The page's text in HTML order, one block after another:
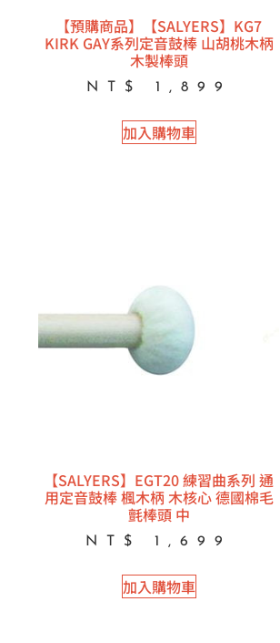
【預購商品】【SALYERS】KG7
KIRK GAY系列定音鼓棒 山胡桃木柄
木製棒頭
NT$ 1,899
加入購物車
【SALYERS】EGT20 練習曲系列 通
用定音鼓棒 楓木柄 木核心 德國棉毛
氈棒頭 中
NT$ 1,699
加入購物車